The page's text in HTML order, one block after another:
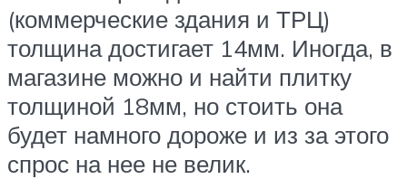
(коммерческие здания и ТРЦ)
толщина достигает 14мм. Иногда, в
магазине можно и найти плитку
толщиной 18мм, но стоить она
будет намного дороже и из за этого
спрос на нее не велик.